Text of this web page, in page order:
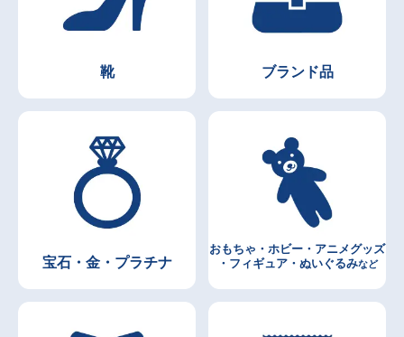
靴 ブランド品
宝石・金・プラチナ
おもちゃ・ホビー・アニメグッズ
・フィギュア・ぬいぐるみなど